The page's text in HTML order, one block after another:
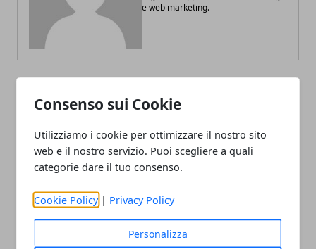
Consenso sui Cookie
Utilizziamo i cookie per ottimizzare il nostro sito
web e il nostro servizio. Puoi scegliere a quali
categorie dare il tuo consenso.
Cookie Policy | Privacy Policy
Personalizza
e web marketing.
ARTICOLI CORRELATI